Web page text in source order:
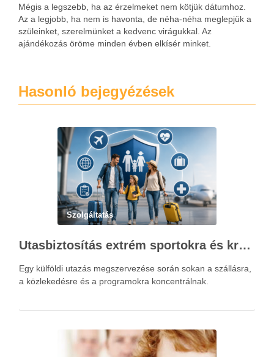
Mégis a legszebb, ha az érzelmeket nem kötjük dátumhoz.
Az a legjobb, ha nem is havonta, de néha-néha meglepjük a
szüleinket, szerelmünket a kedvenc virágukkal. Az
ajándékozás öröme minden évben elkísér minket.
Hasonló bejegyézések
Szolgáltatás
Utasbiztosítás extrém sportokra és krónikus betegségek esetén: mire figyelj utazás előtt?
Egy külföldi utazás megszervezése során sokan a szállásra,
a közlekedésre és a programokra koncentrálnak.